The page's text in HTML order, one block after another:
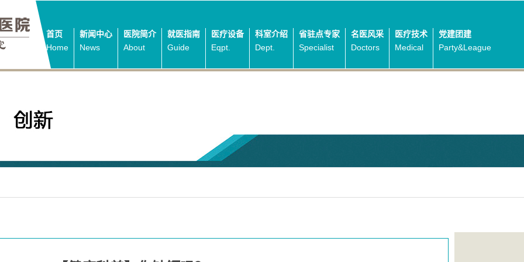
首页
Home
新闻中心
News
医院简介
About
就医指南
Guide
医疗设备
Eqpt.
科室介绍
Dept.
省驻点专家
Specialist
名医风采
Doctors
医疗技术
Medical
党建团建
Party&League